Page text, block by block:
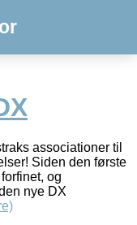
associationer til
Siden den første
og
nye DX